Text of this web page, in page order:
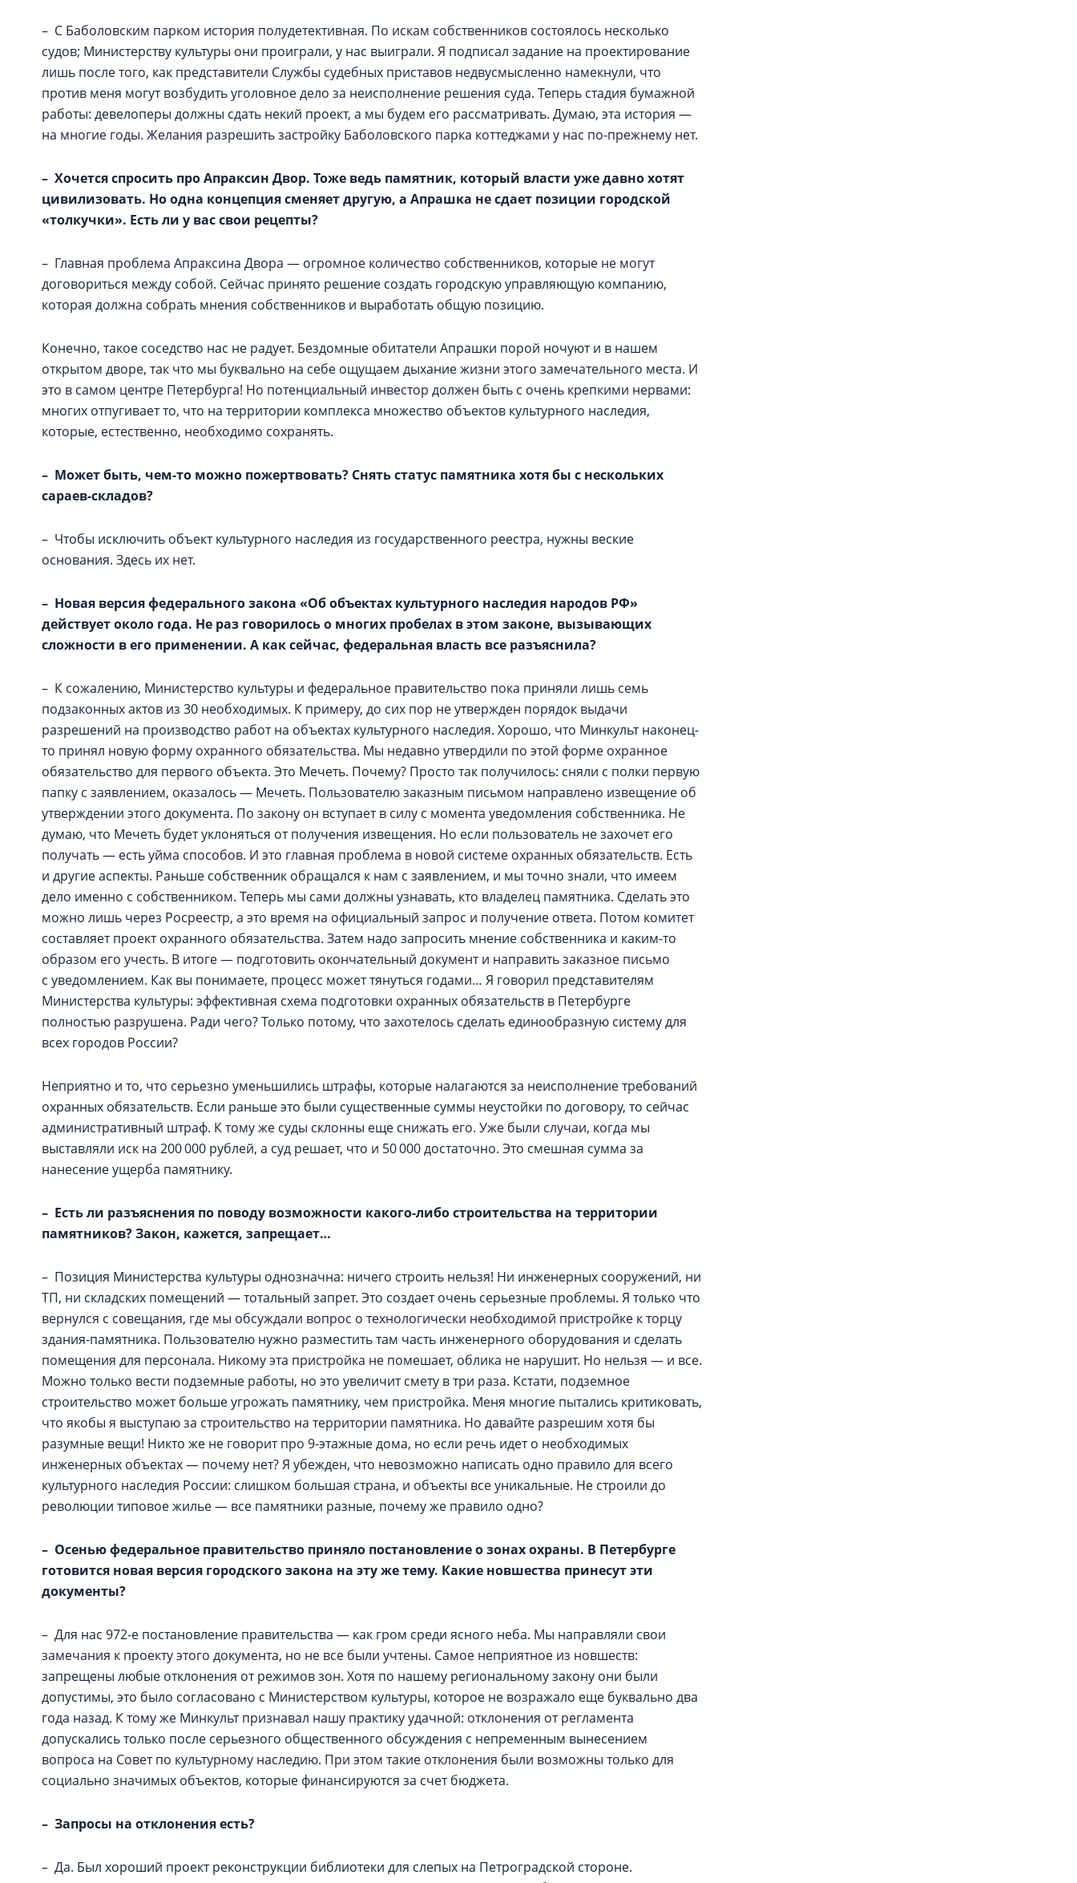
– С Баболовским парком история полудетективная. По искам собственников состоялось несколько
судов; Министерству культуры они проиграли, у нас выиграли. Я подписал задание на проектирование
лишь после того, как представители Службы судебных приставов недвусмысленно намекнули, что
против меня могут возбудить уголовное дело за неисполнение решения суда. Теперь стадия бумажной
работы: девелоперы должны сдать некий проект, а мы будем его рассматривать. Думаю, эта история —
на многие годы. Желания разрешить застройку Баболовского парка коттеджами у нас по-прежнему нет.
– Хочется спросить про Апраксин Двор. Тоже ведь памятник, который власти уже давно хотят
цивилизовать. Но одна концепция сменяет другую, а Апрашка не сдает позиции городской
«толкучки». Есть ли у вас свои рецепты?
– Главная проблема Апраксина Двора — огромное количество собственников, которые не могут
договориться между собой. Сейчас принято решение создать городскую управляющую компанию,
которая должна собрать мнения собственников и выработать общую позицию.
Конечно, такое соседство нас не радует. Бездомные обитатели Апрашки порой ночуют и в нашем
открытом дворе, так что мы буквально на себе ощущаем дыхание жизни этого замечательного места. И
это в самом центре Петербурга! Но потенциальный инвестор должен быть с очень крепкими нервами:
многих отпугивает то, что на территории комплекса множество объектов культурного наследия,
которые, естественно, необходимо сохранять.
– Может быть, чем-то можно пожертвовать? Снять статус памятника хотя бы с нескольких
сараев-складов?
– Чтобы исключить объект культурного наследия из государственного реестра, нужны веские
основания. Здесь их нет.
– Новая версия федерального закона «Об объектах культурного наследия народов РФ»
действует около года. Не раз говорилось о многих пробелах в этом законе, вызывающих
сложности в его применении. А как сейчас, федеральная власть все разъяснила?
– К сожалению, Министерство культуры и федеральное правительство пока приняли лишь семь
подзаконных актов из 30 необходимых. К примеру, до сих пор не утвержден порядок выдачи
разрешений на производство работ на объектах культурного наследия. Хорошо, что Минкульт наконец-
то принял новую форму охранного обязательства. Мы недавно утвердили по этой форме охранное
обязательство для первого объекта. Это Мечеть. Почему? Просто так получилось: сняли с полки первую
папку с заявлением, оказалось — Мечеть. Пользователю заказным письмом направлено извещение об
утверждении этого документа. По закону он вступает в силу с момента уведомления собственника. Не
думаю, что Мечеть будет уклоняться от получения извещения. Но если пользователь не захочет его
получать — есть уйма способов. И это главная проблема в новой системе охранных обязательств. Есть
и другие аспекты. Раньше собственник обращался к нам с заявлением, и мы точно знали, что имеем
дело именно с собственником. Теперь мы сами должны узнавать, кто владелец памятника. Сделать это
можно лишь через Росреестр, а это время на официальный запрос и получение ответа. Потом комитет
составляет проект охранного обязательства. Затем надо запросить мнение собственника и каким-то
образом его учесть. В итоге — подготовить окончательный документ и направить заказное письмо
с уведомлением. Как вы понимаете, процесс может тянуться годами… Я говорил представителям
Министерства культуры: эффективная схема подготовки охранных обязательств в Петербурге
полностью разрушена. Ради чего? Только потому, что захотелось сделать единообразную систему для
всех городов России?
Неприятно и то, что серьезно уменьшились штрафы, которые налагаются за неисполнение требований
охранных обязательств. Если раньше это были существенные суммы неустойки по договору, то сейчас
административный штраф. К тому же суды склонны еще снижать его. Уже были случаи, когда мы
выставляли иск на 200 000 рублей, а суд решает, что и 50 000 достаточно. Это смешная сумма за
нанесение ущерба памятнику.
– Есть ли разъяснения по поводу возможности какого-либо строительства на территории
памятников? Закон, кажется, запрещает…
– Позиция Министерства культуры однозначна: ничего строить нельзя! Ни инженерных сооружений, ни
ТП, ни складских помещений — тотальный запрет. Это создает очень серьезные проблемы. Я только что
вернулся с совещания, где мы обсуждали вопрос о технологически необходимой пристройке к торцу
здания-памятника. Пользователю нужно разместить там часть инженерного оборудования и сделать
помещения для персонала. Никому эта пристройка не помешает, облика не нарушит. Но нельзя — и все.
Можно только вести подземные работы, но это увеличит смету в три раза. Кстати, подземное
строительство может больше угрожать памятнику, чем пристройка. Меня многие пытались критиковать,
что якобы я выступаю за строительство на территории памятника. Но давайте разрешим хотя бы
разумные вещи! Никто же не говорит про 9-этажные дома, но если речь идет о необходимых
инженерных объектах — почему нет? Я убежден, что невозможно написать одно правило для всего
культурного наследия России: слишком большая страна, и объекты все уникальные. Не строили до
революции типовое жилье — все памятники разные, почему же правило одно?
– Осенью федеральное правительство приняло постановление о зонах охраны. В Петербурге
готовится новая версия городского закона на эту же тему. Какие новшества принесут эти
документы?
– Для нас 972-е постановление правительства — как гром среди ясного неба. Мы направляли свои
замечания к проекту этого документа, но не все были учтены. Самое неприятное из новшеств:
запрещены любые отклонения от режимов зон. Хотя по нашему региональному закону они были
допустимы, это было согласовано с Министерством культуры, которое не возражало еще буквально два
года назад. К тому же Минкульт признавал нашу практику удачной: отклонения от регламента
допускались только после серьезного общественного обсуждения с непременным вынесением
вопроса на Совет по культурному наследию. При этом такие отклонения были возможны только для
социально значимых объектов, которые финансируются за счет бюджета.
– Запросы на отклонения есть?
– Да. Был хороший проект реконструкции библиотеки для слепых на Петроградской стороне.